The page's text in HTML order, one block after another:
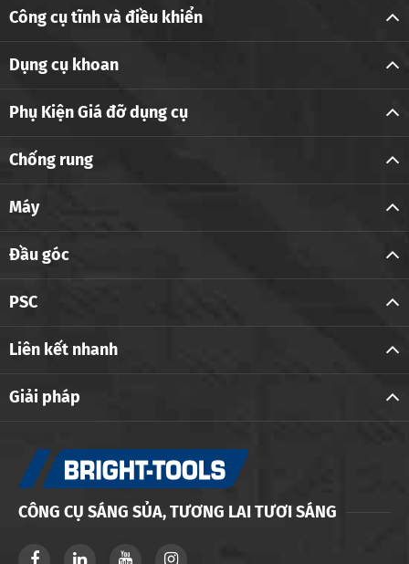
Công cụ tĩnh và điều khiển
Dụng cụ khoan
Phụ Kiện Giá đỡ dụng cụ
Chống rung
Máy
Đầu góc
PSC
Liên kết nhanh
Giải pháp
CÔNG CỤ SÁNG SỦA, TƯƠNG LAI TƯƠI SÁNG